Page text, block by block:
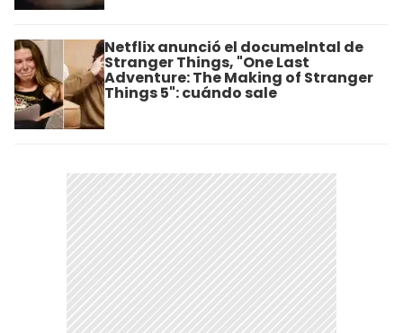
Netflix anunció el documelntal de
Stranger Things, "One Last
Adventure: The Making of Stranger
Things 5": cuándo sale